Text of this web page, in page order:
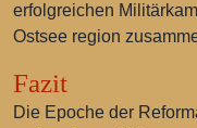
erfolgreichen
Ostsee region
Fazit
Die Epoche der